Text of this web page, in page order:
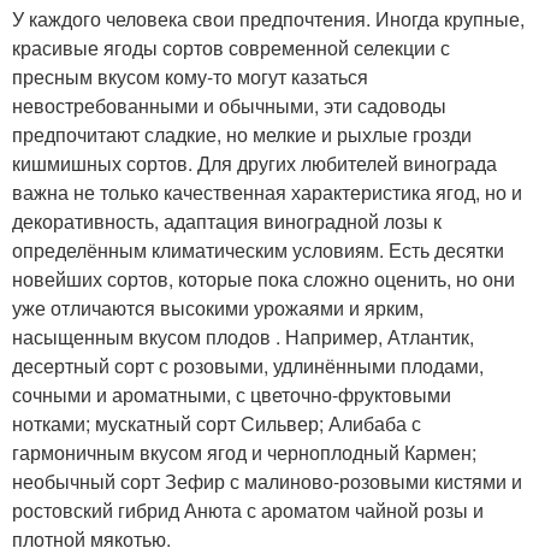
У каждого человека свои предпочтения. Иногда крупные,
красивые ягоды сортов современной селекции с
пресным вкусом кому-то могут казаться
невостребованными и обычными, эти садоводы
предпочитают сладкие, но мелкие и рыхлые грозди
кишмишных сортов. Для других любителей винограда
важна не только качественная характеристика ягод, но и
декоративность, адаптация виноградной лозы к
определённым климатическим условиям. Есть десятки
новейших сортов, которые пока сложно оценить, но они
уже отличаются высокими урожаями и ярким,
насыщенным вкусом плодов . Например, Атлантик,
десертный сорт с розовыми, удлинёнными плодами,
сочными и ароматными, с цветочно-фруктовыми
нотками; мускатный сорт Сильвер; Алибаба с
гармоничным вкусом ягод и черноплодный Кармен;
необычный сорт Зефир с малиново-розовыми кистями и
ростовский гибрид Анюта с ароматом чайной розы и
плотной мякотью.